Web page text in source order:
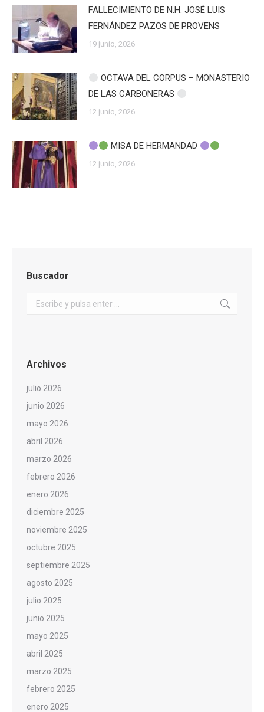
FALLECIMIENTO DE N.H. JOSÉ LUIS
FERNÁNDEZ PAZOS DE PROVENS
19 junio, 2026
OCTAVA DEL CORPUS – MONASTERIO
DE LAS CARBONERAS
12 junio, 2026
MISA DE HERMANDAD
12 junio, 2026
Buscador
Buscar:
Archivos
julio 2026
junio 2026
mayo 2026
abril 2026
marzo 2026
febrero 2026
enero 2026
diciembre 2025
noviembre 2025
octubre 2025
septiembre 2025
agosto 2025
julio 2025
junio 2025
mayo 2025
abril 2025
marzo 2025
febrero 2025
enero 2025